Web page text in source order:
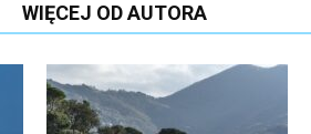
WIĘCEJ OD AUTORA